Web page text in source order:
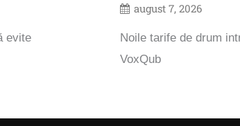
evite
august 7, 2026
Noile tarife de drum
VoxQub